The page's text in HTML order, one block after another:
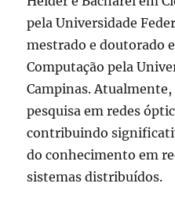
pela Universidade
mestrado e doutorado
Computação pela
Campinas.
pesquisa em redes
contribuindo
do conhecimento em
sistemas distribuídos.